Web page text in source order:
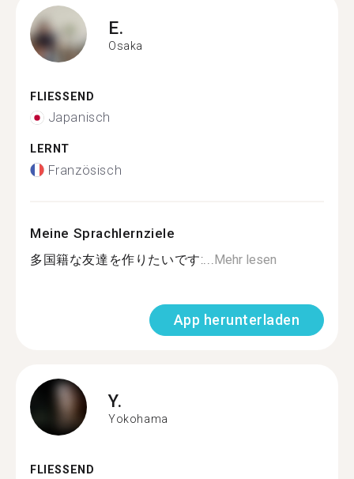
E.
Osaka
FLIESSEND
Japanisch
LERNT
Französisch
Meine Sprachlernziele
多国籍な友達を作りたいです:... Mehr lesen
App herunterladen
Y.
Yokohama
FLIESSEND